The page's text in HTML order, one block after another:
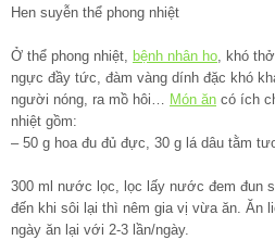
Hen suyễn thể phong nhiệt
Ở thể phong nhiệt, bệnh nhân ho, khó
ngực đầy tức, đàm vàng dính đặc khó
người nóng, ra mồ hôi… Món ăn có ích
nhiệt gồm:
– 50 g hoa đu đủ đực, 30 g lá dâu tằm
300 ml nước lọc, lọc lấy nước đem đun
đến khi sôi lại thì nêm gia vị vừa ăn. Ăn
ngày ăn lại với 2-3 lần/ngày.